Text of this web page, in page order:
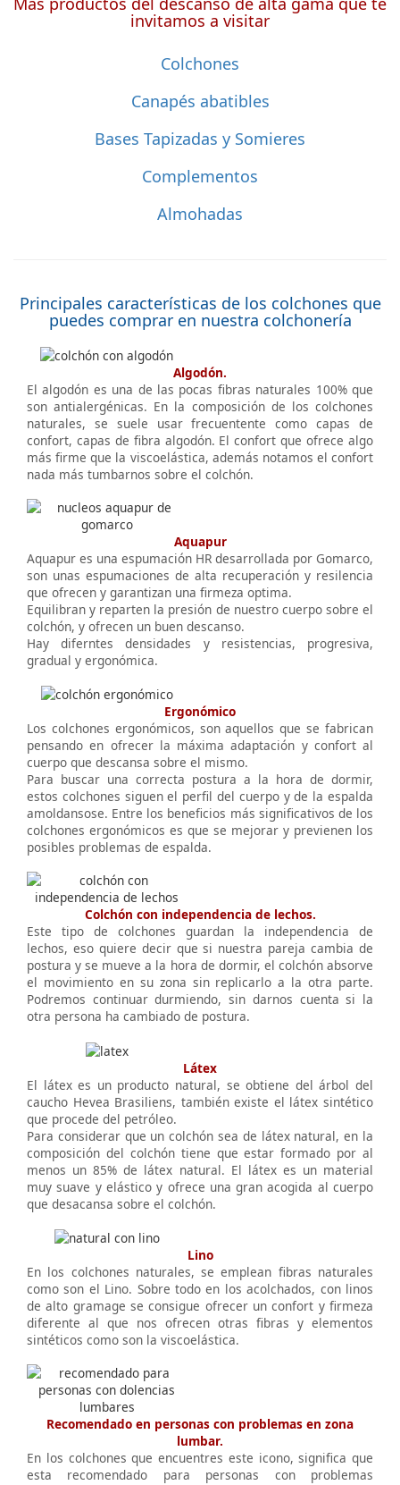
invitamos a visitar
Colchones
Canapés abatibles
Bases Tapizadas y Somieres
Complementos
Almohadas
Principales características de los colchones que
puedes comprar en nuestra colchonería
Algodón.
El algodón es una de las pocas fibras naturales 100% que
son antialergénicas. En la composición de los colchones
naturales, se suele usar frecuentente como capas de
confort, capas de fibra algodón. El confort que ofrece algo
más firme que la viscoelástica, además notamos el confort
nada más tumbarnos sobre el colchón.
Aquapur
Aquapur es una espumación HR desarrollada por Gomarco,
son unas espumaciones de alta recuperación y resilencia
que ofrecen y garantizan una firmeza optima.
Equilibran y reparten la presión de nuestro cuerpo sobre el
colchón, y ofrecen un buen descanso.
Hay diferntes densidades y resistencias, progresiva,
gradual y ergonómica.
Ergonómico
Los colchones ergonómicos, son aquellos que se fabrican
pensando en ofrecer la máxima adaptación y confort al
cuerpo que descansa sobre el mismo.
Para buscar una correcta postura a la hora de dormir,
estos colchones siguen el perfil del cuerpo y de la espalda
amoldansose. Entre los beneficios más significativos de los
colchones ergonómicos es que se mejorar y previenen los
posibles problemas de espalda.
Colchón con independencia de lechos.
Este tipo de colchones guardan la independencia de
lechos, eso quiere decir que si nuestra pareja cambia de
postura y se mueve a la hora de dormir, el colchón absorve
el movimiento en su zona sin replicarlo a la otra parte.
Podremos continuar durmiendo, sin darnos cuenta si la
otra persona ha cambiado de postura.
Látex
El látex es un producto natural, se obtiene del árbol del
caucho Hevea Brasiliens, también existe el látex sintético
que procede del petróleo.
Para considerar que un colchón sea de látex natural, en la
composición del colchón tiene que estar formado por al
menos un 85% de látex natural. El látex es un material
muy suave y elástico y ofrece una gran acogida al cuerpo
que desacansa sobre el colchón.
Lino
En los colchones naturales, se emplean fibras naturales
como son el Lino. Sobre todo en los acolchados, con linos
de alto gramage se consigue ofrecer un confort y firmeza
diferente al que nos ofrecen otras fibras y elementos
sintéticos como son la viscoelástica.
Recomendado en personas con problemas en zona
lumbar.
En los colchones que encuentres este icono, significa que
esta recomendado para personas con problemas